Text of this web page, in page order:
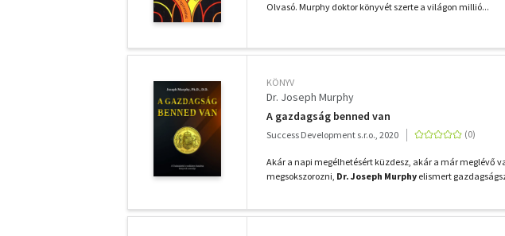
Olvasó. Murphy doktor könyvét szerte a világon millió...
KÖNYV
Dr. Joseph Murphy
A gazdagság benned van
Success Development s.r.o., 2020
Akár a napi megélhetésért küzdesz, akár a már meglévő
megsokszorozni, Dr. Joseph Murphy elismert